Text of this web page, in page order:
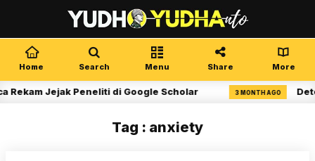
Home Search Menu Share More
Rekam Jejak Peneliti di Google Scholar 3 MONTH AGO
Tag : anxiety